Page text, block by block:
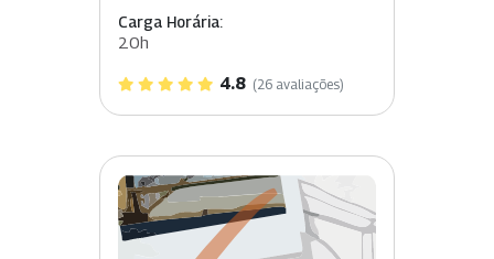
Carga Horária:
20h
4.8 (26 avaliações)